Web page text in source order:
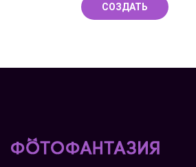
СОЗДАТЬ